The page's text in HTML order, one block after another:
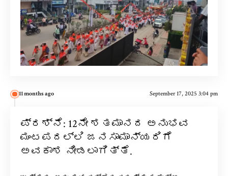
11 months ago September 17, 2025 3:04 pm
ಪ್ರಶ್ನೆ: 12ನೇ ಶತಮಾನದ ಅನುಭವ
ಮಂಟಪದಲ್ಲಿ ಜನಸಾಮಾನ್ಯರಿಗೆ
ಅವಕಾಶ ನೀಡಲಾಗಿತ್ತೆ.